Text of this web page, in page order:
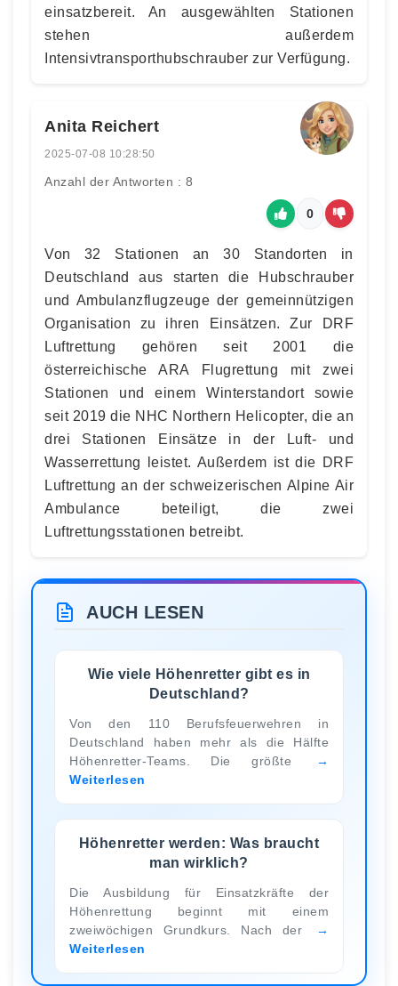
einsatzbereit. An ausgewählten Stationen
stehen außerdem
Intensivtransporthubschrauber zur Verfügung.
Anita Reichert
2025-07-08 10:28:50
Anzahl der Antworten : 8
0
Von 32 Stationen an 30 Standorten in
Deutschland aus starten die Hubschrauber
und Ambulanzflugzeuge der gemeinnützigen
Organisation zu ihren Einsätzen. Zur DRF
Luftrettung gehören seit 2001 die
österreichische ARA Flugrettung mit zwei
Stationen und einem Winterstandort sowie
seit 2019 die NHC Northern Helicopter, die an
drei Stationen Einsätze in der Luft- und
Wasserrettung leistet. Außerdem ist die DRF
Luftrettung an der schweizerischen Alpine Air
Ambulance beteiligt, die zwei
Luftrettungsstationen betreibt.
AUCH LESEN
Wie viele Höhenretter gibt es in
Deutschland?
Von den 110 Berufsfeuerwehren in
Deutschland haben mehr als die Hälfte
Höhenretter-Teams. Die größte
Weiterlesen
Höhenretter werden: Was braucht
man wirklich?
Die Ausbildung für Einsatzkräfte der
Höhenrettung beginnt mit einem
zweiwöchigen Grundkurs. Nach der
Weiterlesen